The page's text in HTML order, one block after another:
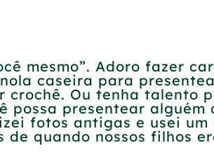
mesmo”. Adoro fazer
caseira para
Ou tenha talento
possa presentear
fotos antigas e usei um
quando nossos filhos